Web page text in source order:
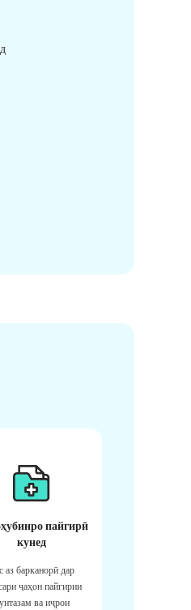
пайгирӣ
кунед
аз барканорӣ дар
ҷаҳон пайгирии
ва иҷрои